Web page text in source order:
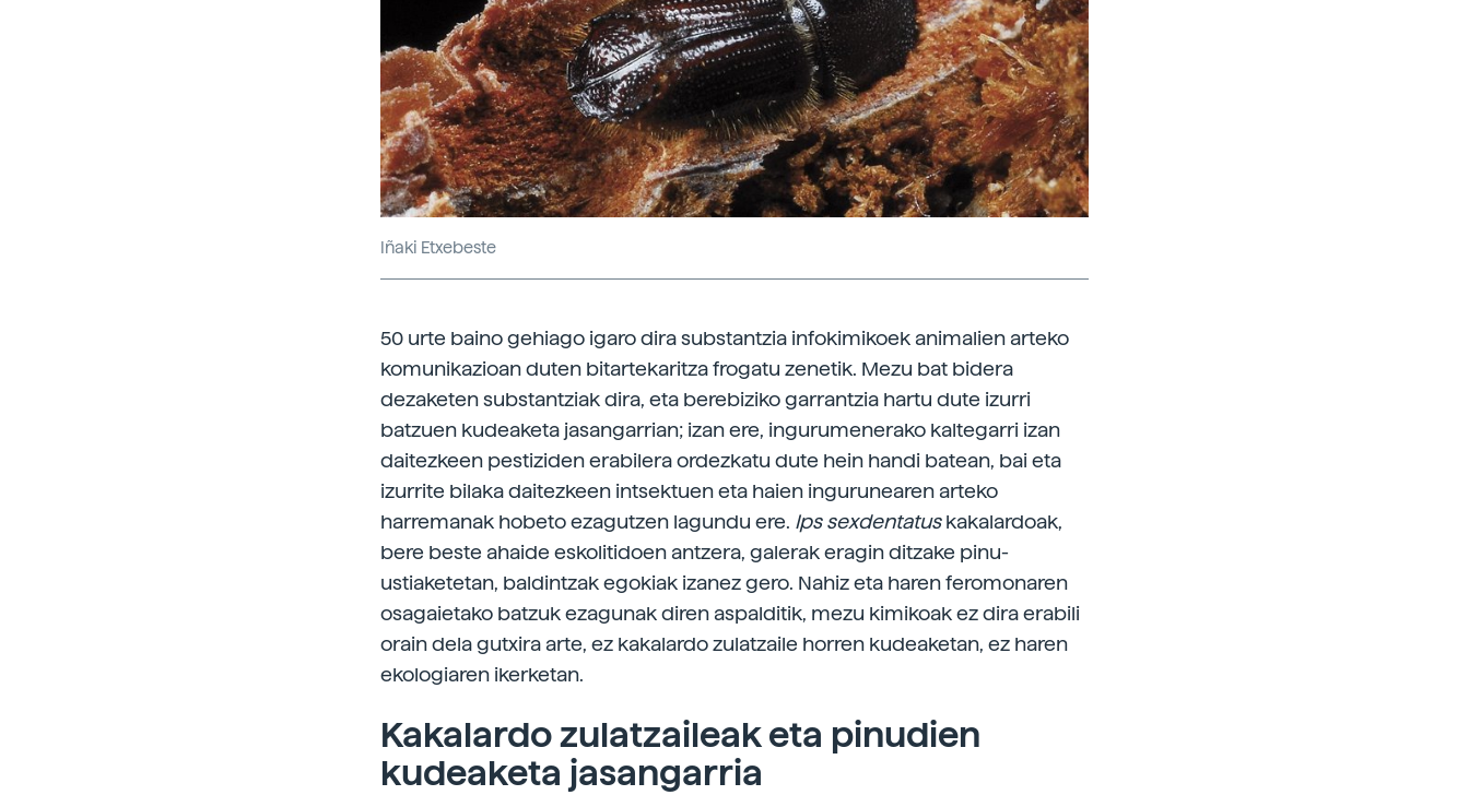
Iñaki Etxebeste
50 urte baino gehiago igaro dira substantzia infokimikoek animalien arteko
komunikazioan duten bitartekaritza frogatu zenetik. Mezu bat bidera
dezaketen substantziak dira, eta berebiziko garrantzia hartu dute izurri
batzuen kudeaketa jasangarrian; izan ere, ingurumenerako kaltegarri izan
daitezkeen pestiziden erabilera ordezkatu dute hein handi batean, bai eta
izurrite bilaka daitezkeen intsektuen eta haien ingurunearen arteko
harremanak hobeto ezagutzen lagundu ere. Ips sexdentatuskakalardoak,
bere beste ahaide eskolitidoen antzera, galerak eragin ditzake pinu-
ustiaketetan, baldintzak egokiak izanez gero. Nahiz eta haren feromonaren
osagaietako batzuk ezagunak diren aspalditik, mezu kimikoak ez dira erabili
orain dela gutxira arte, ez kakalardo zulatzaile horren kudeaketan, ez haren
ekologiaren ikerketan.
Kakalardo zulatzaileak eta pinudien
kudeaketa jasangarria